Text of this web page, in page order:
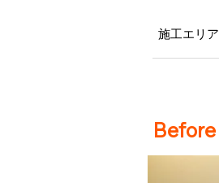
施工エリア
Before